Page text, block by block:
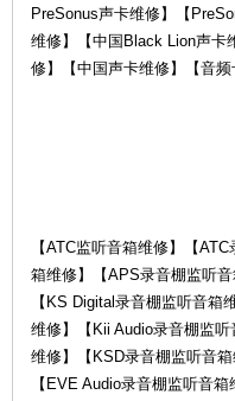
PreSonus声卡维修】【
维修】【中国Black Lion声卡
修】【中国声卡维修】【音
【ATC监听音箱维修】【
箱维修】【APS录音棚监听
【KS Digital录音棚监听音
维修】【Kii Audio录音棚监
维修】【KSD录音棚监听音
【EVE Audio录音棚监听音